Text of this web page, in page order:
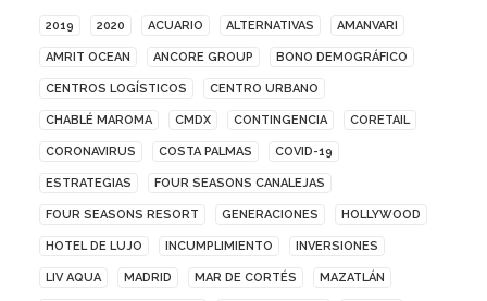
2019 2020 ACUARIO ALTERNATIVAS AMANVARI
AMRIT OCEAN ANCORE GROUP BONO DEMOGRÁFICO
CENTROS LOGÍSTICOS CENTRO URBANO
CHABLÉ MAROMA CMDX CONTINGENCIA CORETAIL
CORONAVIRUS COSTA PALMAS COVID-19
ESTRATEGIAS FOUR SEASONS CANALEJAS
FOUR SEASONS RESORT GENERACIONES HOLLYWOOD
HOTEL DE LUJO INCUMPLIMIENTO INVERSIONES
LIV AQUA MADRID MAR DE CORTÉS MAZATLÁN